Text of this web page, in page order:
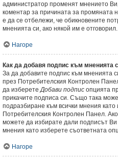
администратор променят мнението
коментар за причината за промяната
е да се отбележи, че обикновените
мненията си, ако някой им е отговорил.
Нагоре
Как да добавя подпис към мненията
За да добавите подпис към мненията
през Потребителския Контролен
да изберетеДобави подпис опцията
прикачите подписа си. Също така
подразбиране към всички мнения
Потребителския Контролен Панел.
можете да избирате дали подписът
мнения като изберете съответната
Нагоре